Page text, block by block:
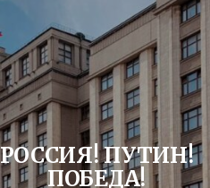
РОССИЯ! ПУТИН!
ПОБЕДА!